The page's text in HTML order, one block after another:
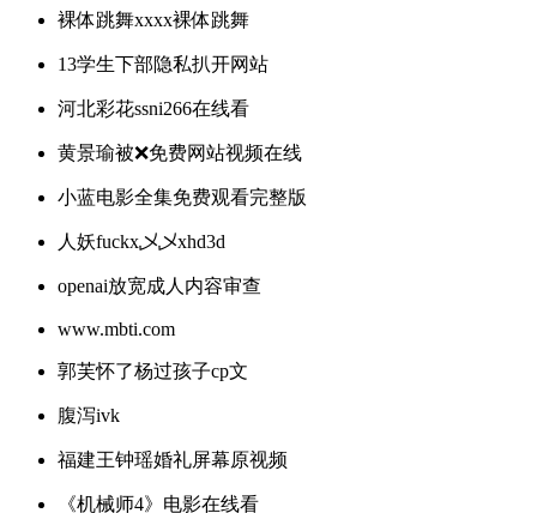
裸体跳舞xxxx裸体跳舞
13学生下部隐私扒开网站
河北彩花ssni266在线看
黄景瑜被❌免费网站视频在线
小蓝电影全集免费观看完整版
人妖fuckx乄乄xhd3d
openai放宽成人内容审查
www.mbti.com
郭芙怀了杨过孩子cp文
腹泻ivk
福建王钟瑶婚礼屏幕原视频
《机械师4》电影在线看